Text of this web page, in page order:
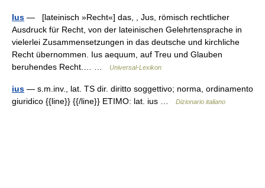
Ius — [lateinisch »Recht«] das, , Jus, römisch rechtlicher
Ausdruck für Recht, von der lateinischen Gelehrtensprache in
vielerlei Zusammensetzungen in das deutsche und kirchliche
Recht übernommen. Ius aequum, auf Treu und Glauben
beruhendes Recht.… …
Universal-Lexikon
ius — s.m.inv., lat. TS dir. diritto soggettivo; norma, ordinamento
giuridico {{line}} {{/line}} ETIMO: lat. ius …
Dizionario italiano